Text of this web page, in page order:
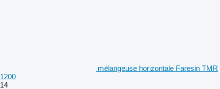
mélangeuse horizontale Faresin TMR
1200
14